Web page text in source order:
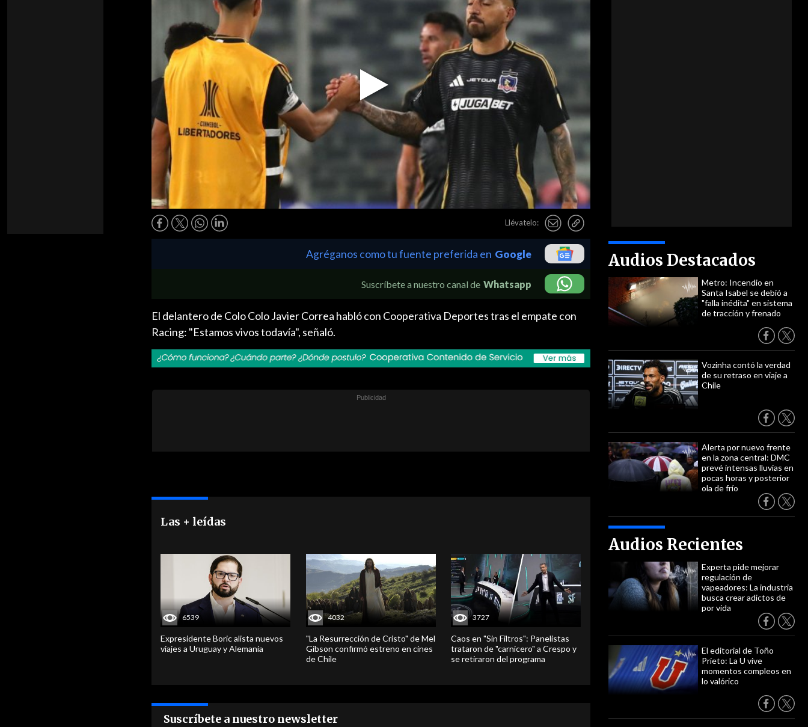
Play
Video
Llévatelo:
Audios Destacados
Metro: Incendio en
Santa Isabel se debió a
"falla inédita" en sistema
de tracción y frenado
Vozinha contó la verdad
de su retraso en viaje a
Chile
Alerta por nuevo frente
en la zona central: DMC
prevé intensas lluvias en
pocas horas y posterior
ola de frío
Audios Recientes
Experta pide mejorar
regulación de
vapeadores: La industria
busca crear adictos de
por vida
El editorial de Toño
Prieto: La U vive
momentos compleos en
lo valórico
Agréganos como tu fuente preferida en Google
Suscríbete a nuestro canal de Whatsapp
El delantero de Colo Colo Javier Correa habló con Cooperativa Deportes tras el empate con
Racing: "Estamos vivos todavía", señaló.
Las + leídas
6539
Expresidente Boric alista nuevos
viajes a Uruguay y Alemania
4032
"La Resurrección de Cristo" de Mel
Gibson confirmó estreno en cines
de Chile
3727
Caos en "Sin Filtros": Panelistas
trataron de "carnicero" a Crespo y
se retiraron del programa
Suscríbete a nuestro newsletter